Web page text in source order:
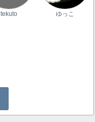
tekuto ゆっこ